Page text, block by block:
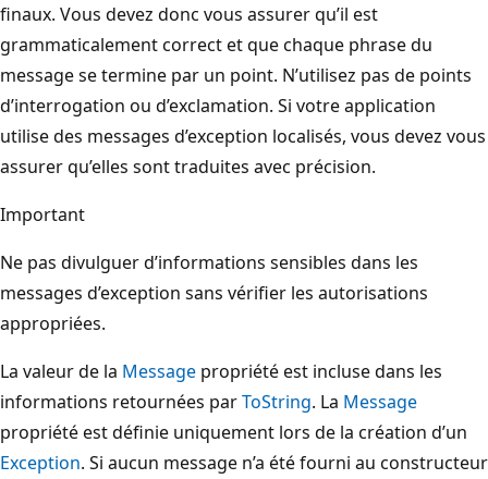
finaux. Vous devez donc vous assurer qu’il est
grammaticalement correct et que chaque phrase du
message se termine par un point. N’utilisez pas de points
d’interrogation ou d’exclamation. Si votre application
utilise des messages d’exception localisés, vous devez vous
assurer qu’elles sont traduites avec précision.
Important
Ne pas divulguer d’informations sensibles dans les
messages d’exception sans vérifier les autorisations
appropriées.
La valeur de la Message propriété est incluse dans les
informations retournées parToString. La Message
propriété est définie uniquement lors de la création d’un
Exception. Si aucun message n’a été fourni au constructeur